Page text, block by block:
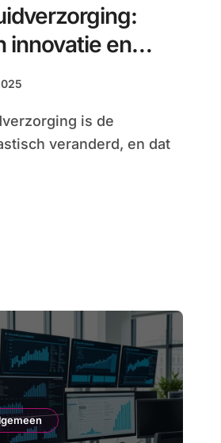
innovatie en
veranderd, en dat